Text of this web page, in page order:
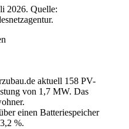
2026. Quelle:
aktuell 158 PV-
von 1,7 MW. Das
einen Batteriespeicher
%.